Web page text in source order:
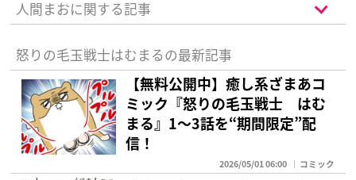
人間まおに関する記事
怒りの毛玉戦士はむまるの最新記事
【無料公開中】癒し系ざまあコ
ミック『怒りの毛玉戦士 はむ
まる』1～3話を“期間限定”配
信！
2026/05/01 06:00 コミック